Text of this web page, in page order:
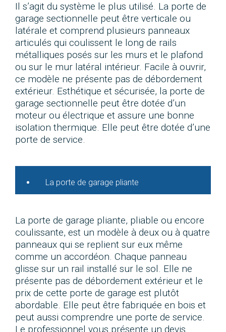
Il s’agit du système le plus utilisé. La porte de
garage sectionnelle peut être verticale ou
latérale et comprend plusieurs panneaux
articulés qui coulissent le long de rails
métalliques posés sur les murs et le plafond
ou sur le mur latéral intérieur. Facile à ouvrir,
ce modèle ne présente pas de débordement
extérieur. Esthétique et sécurisée, la porte de
garage sectionnelle peut être dotée d’un
moteur ou électrique et assure une bonne
isolation thermique. Elle peut être dotée d’une
porte de service.
La porte de garage pliante
La porte de garage pliante, pliable ou encore
coulissante, est un modèle à deux ou à quatre
panneaux qui se replient sur eux même
comme un accordéon. Chaque panneau
glisse sur un rail installé sur le sol. Elle ne
présente pas de débordement extérieur et le
prix de cette porte de garage est plutôt
abordable. Elle peut être fabriquée en bois et
peut aussi comprendre une porte de service.
Le professionnel vous présente un devis